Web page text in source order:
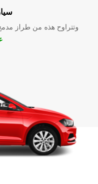
وتتراوح هذه من طراز